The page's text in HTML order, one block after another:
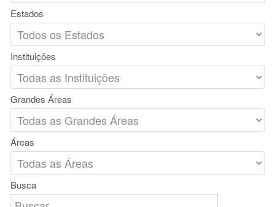
Estados
Instituições
Grandes Áreas
Áreas
Busca